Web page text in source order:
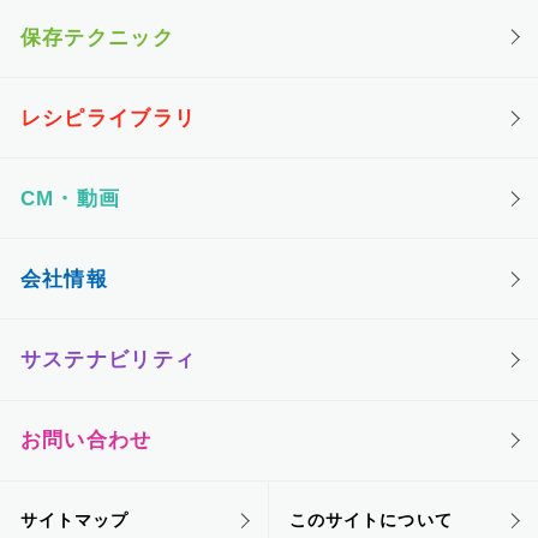
保存テクニック
レシピライブラリ
CM・動画
会社情報
サステナビリティ
お問い合わせ
サイトマップ このサイトについて